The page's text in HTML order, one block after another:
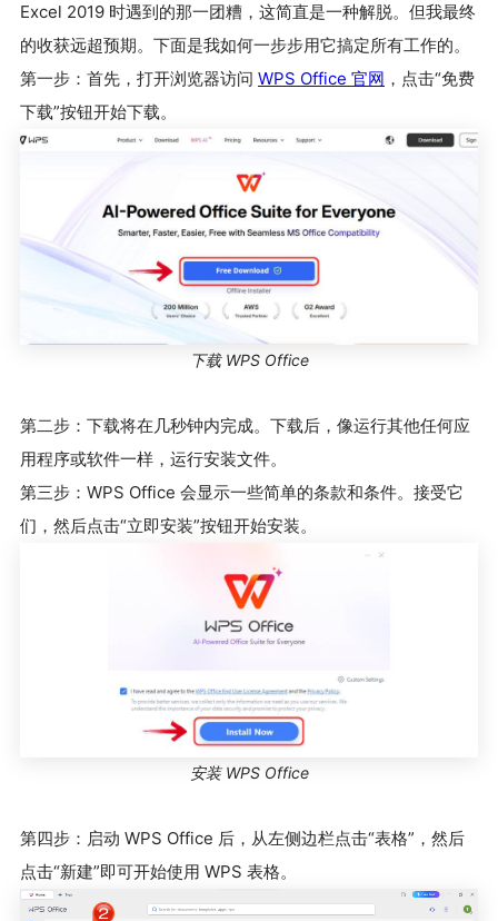
Excel 2019 时遇到的那一团糟，这简直是一种解脱。但我最终
的收获远超预期。下面是我如何一步步用它搞定所有工作的。
第一步：首先，打开浏览器访问 WPS Office 官网 ，点击“免费
下载”按钮开始下载。
下载 WPS Office
第二步：下载将在几秒钟内完成。下载后，像运行其他任何应
用程序或软件一样，运行安装文件。
第三步：WPS Office 会显示一些简单的条款和条件。接受它
们，然后点击“立即安装”按钮开始安装。
安装 WPS Office
第四步：启动 WPS Office 后，从左侧边栏点击“表格”，然后
点击“新建”即可开始使用 WPS 表格。